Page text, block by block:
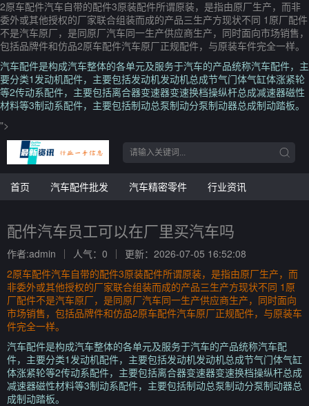
2原车配件汽车自带的配件3原装配件所谓原装，是指由原厂生产，而非
委外或其他授权的厂家联合组装而成的产品三生产方现状不同 1原厂配件
不是汽车原厂，是同原厂汽车同一生产供应商生产，同时面向市场销售，
包括品牌件和仿品2原车配件汽车原厂正规配件，与原装车件完全一样。
汽车配件是构成汽车整体的各单元及服务于汽车的产品统称汽车配件，主
要分类1发动机配件，主要包括发动机发动机总成节气门体气缸体涨紧轮
等2传动系配件，主要包括离合器变速器变速换档操纵杆总成减速器磁性
材料等3制动系配件，主要包括制动总泵制动分泵制动器总成制动踏板。
">
首页 汽车配件批发 汽车精密零件 行业资讯
配件汽车员工可以在厂里买汽车吗
作者:admin 人气：0
更新：2026-07-05 16:52:08
2原车配件汽车自带的配件3原装配件所谓原装，是指由原厂生产，而
非委外或其他授权的厂家联合组装而成的产品三生产方现状不同 1原
厂配件不是汽车原厂，是同原厂汽车同一生产供应商生产，同时面向
市场销售，包括品牌件和仿品2原车配件汽车原厂正规配件，与原装车
件完全一样。
汽车配件是构成汽车整体的各单元及服务于汽车的产品统称汽车配
件，主要分类1发动机配件，主要包括发动机发动机总成节气门体气缸
体涨紧轮等2传动系配件，主要包括离合器变速器变速换档操纵杆总成
减速器磁性材料等3制动系配件，主要包括制动总泵制动分泵制动器总
成制动踏板。